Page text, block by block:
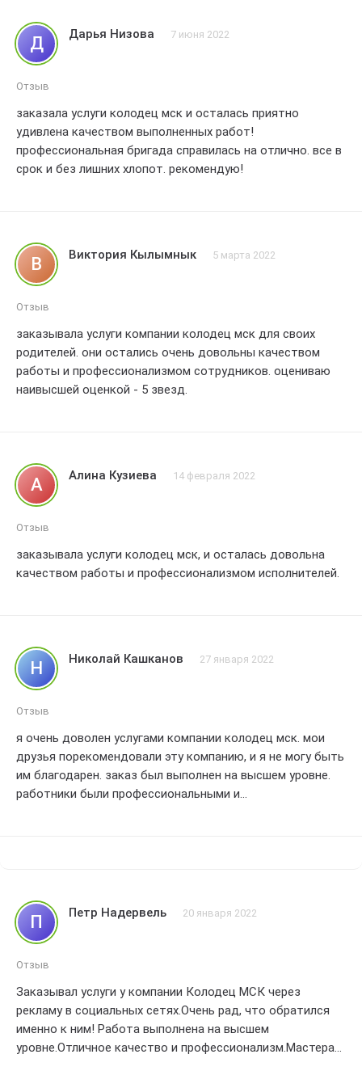
Д Дарья Низова 7 июня 2022
Отзыв
заказала услуги колодец мск и осталась приятно
удивлена качеством выполненных работ!
профессиональная бригада справилась на отлично. все в
срок и без лишних хлопот. рекомендую!
В Виктория Кылымнык 5 марта 2022
Отзыв
заказывала услуги компании колодец мск для своих
родителей. они остались очень довольны качеством
работы и профессионализмом сотрудников. оцениваю
наивысшей оценкой - 5 звезд.
А Алина Кузиева 14 февраля 2022
Отзыв
заказывала услуги колодец мск, и осталась довольна
качеством работы и профессионализмом исполнителей.
Н Николай Кашканов 27 января 2022
Отзыв
я очень доволен услугами компании колодец мск. мои
друзья порекомендовали эту компанию, и я не могу быть
им благодарен. заказ был выполнен на высшем уровне.
работники были профессиональными и
П Петр Надервель 20 января 2022
Отзыв
Заказывал услуги у компании Колодец МСК через
рекламу в социальных сетях.Очень рад, что обратился
именно к ним! Работа выполнена на высшем
уровне.Отличное качество и профессионализм.Мастера